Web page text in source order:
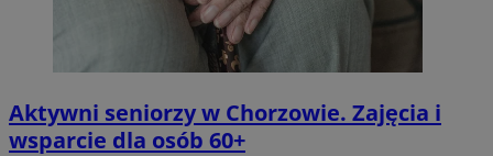
Aktywni seniorzy w Chorzowie. Zajęcia i
wsparcie dla osób 60+